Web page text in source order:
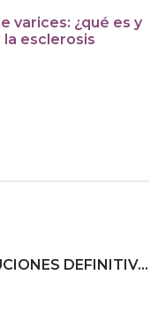
varices: ¿qué es y
esclerosis
SOLUCIONES DEFINITIVAS PARA REDUCIR LA GRASA EN LOS PEZONES Y EL PECHO